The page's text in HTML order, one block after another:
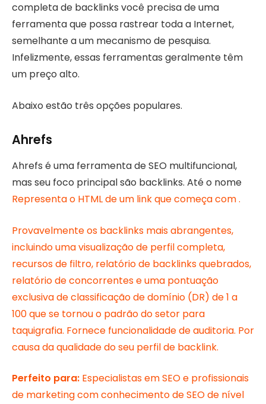
completa de backlinks você precisa de uma
ferramenta que possa rastrear toda a Internet,
semelhante a um mecanismo de pesquisa.
Infelizmente, essas ferramentas geralmente têm
um preço alto.
Abaixo estão três opções populares.
Ahrefs
Ahrefs é uma ferramenta de SEO multifuncional,
mas seu foco principal são backlinks. Até o nome
Representa o HTML de um link que começa com .
Provavelmente os backlinks mais abrangentes,
incluindo uma visualização de perfil completa,
recursos de filtro, relatório de backlinks quebrados,
relatório de concorrentes e uma pontuação
exclusiva de classificação de domínio (DR) de 1 a
100 que se tornou o padrão do setor para
taquigrafia. Fornece funcionalidade de auditoria. Por
causa da qualidade do seu perfil de backlink.
Perfeito para: Especialistas em SEO e profissionais
de marketing com conhecimento de SEO de nível